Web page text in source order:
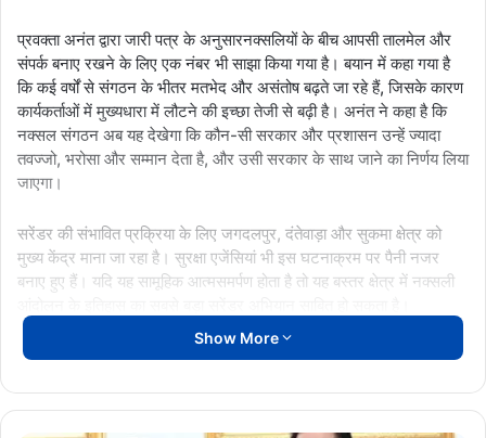
प्रवक्ता अनंत द्वारा जारी पत्र के अनुसारनक्सलियों के बीच आपसी तालमेल और
संपर्क बनाए रखने के लिए एक नंबर भी साझा किया गया है। बयान में कहा गया है
कि कई वर्षों से संगठन के भीतर मतभेद और असंतोष बढ़ते जा रहे हैं, जिसके कारण
कार्यकर्ताओं में मुख्यधारा में लौटने की इच्छा तेजी से बढ़ी है। अनंत ने कहा है कि
नक्सल संगठन अब यह देखेगा कि कौन-सी सरकार और प्रशासन उन्हें ज्यादा
तवज्जो, भरोसा और सम्मान देता है, और उसी सरकार के साथ जाने का निर्णय लिया
जाएगा।
सरेंडर की संभावित प्रक्रिया के लिए जगदलपुर, दंतेवाड़ा और सुकमा क्षेत्र को
मुख्य केंद्र माना जा रहा है। सुरक्षा एजेंसियां भी इस घटनाक्रम पर पैनी नजर
बनाए हुए हैं। यदि यह सामूहिक आत्मसमर्पण होता है तो यह बस्तर क्षेत्र में नक्सली
विशेषज्ञों का मानना है कि इस सरेंडर के बाद क्षेत्र में हिंसा, जबरन भर्ती और आर्थिक
Show More